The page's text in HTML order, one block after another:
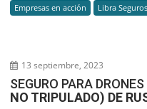
Empresas en acción Libra Seguros
13 septiembre, 2023
SEGURO PARA
NO TRIPULADO) DE